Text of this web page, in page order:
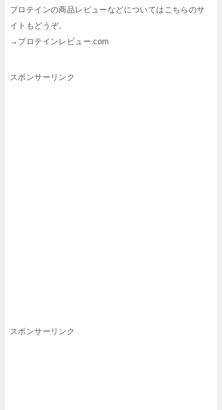
プロテインの商品レビューなどについてはこちらのサ
イトもどうぞ。
→プロテインレビュー.com
スポンサーリンク
スポンサーリンク